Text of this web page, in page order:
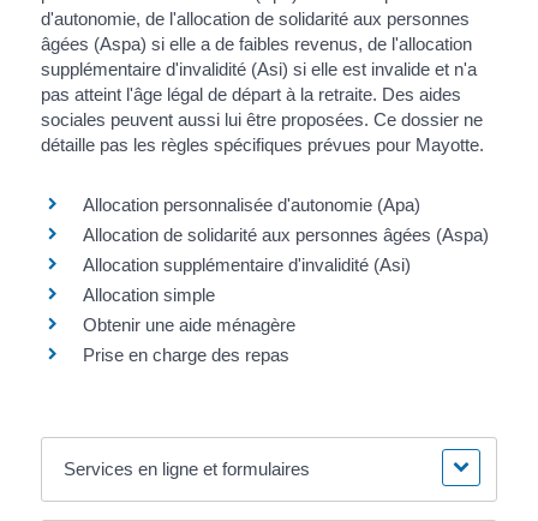
d'autonomie, de l'allocation de solidarité aux personnes
âgées (Aspa) si elle a de faibles revenus, de l'allocation
supplémentaire d'invalidité (Asi) si elle est invalide et n'a
pas atteint l'âge légal de départ à la retraite. Des aides
sociales peuvent aussi lui être proposées. Ce dossier ne
détaille pas les règles spécifiques prévues pour Mayotte.
Allocation personnalisée d'autonomie (Apa)
Allocation de solidarité aux personnes âgées (Aspa)
Allocation supplémentaire d'invalidité (Asi)
Allocation simple
Obtenir une aide ménagère
Prise en charge des repas
Services en ligne et formulaires